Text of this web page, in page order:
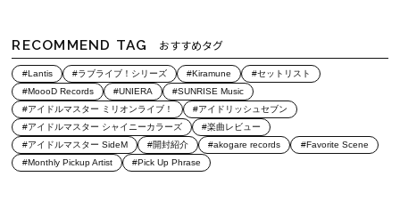
RECOMMEND TAG おすすめタグ
#Lantis #ラブライブ！シリーズ #Kiramune
#セットリスト
#MoooD Records
#UNIERA
#SUNRISE Music
#アイドルマスター ミリオンライブ！
#アイドリッシュセブン
#アイドルマスター シャイニーカラーズ
#楽曲レビュー
#アイドルマスター SideM
#開封紹介 #akogare records
#Favorite Scene
#Monthly Pickup Artist
#Pick Up Phrase